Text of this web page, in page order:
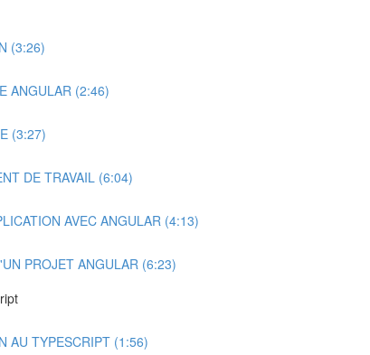
(3:26)
ANGULAR (2:46)
(3:27)
DE TRAVAIL (6:04)
AVEC ANGULAR (4:13)
PROJET ANGULAR (6:23)
AU TYPESCRIPT (1:56)